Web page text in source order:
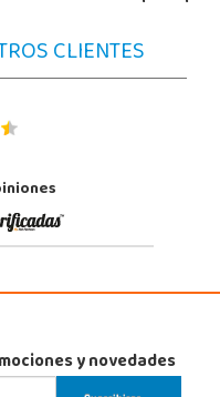
CLIENTES
y novedades